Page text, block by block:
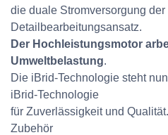
die duale Stromversorgung
Detailbearbeitungsansatz.
Der Hochleistungsmotor
Umweltbelastung.
Die iBrid-Technologie steht
iBrid-Technologie
für Zuverlässigkeit und
Zubehör